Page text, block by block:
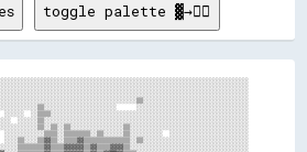
toggle palette ▓→✊🏽
░░░░░░░░░░░░░░░░░░░░░░░░░░░░░░░░░░
░░░░░░  ░░▒▒▒▒░░░░░░░░░░░░░░░░░░░░░░░░░░░░░░░░░░░░░░░░░░░░░░░░░░░░░░░░░░░░
░░░░░░▒▒░░░░░░░░░░░░░░░░░░░░░░░░░░░░░░░░░░░░░░░░░░░░░░░░░░░░░░░░░░░░░░
░░░░░░░░░░░░▒▒▒▒░░▒▒▒▒▒▒▒▒░░▒▒░░░░░░▒▒░░░░░░░░░░  ░░░░░░░░░░░░░░░░░░░░░░░░
░░░░▒▒░░░░▒▒▓▓▒▒░░▒▒▒▒▓▓▒▒▒▒▒▒▒▒▒▒▒▒▒▒░░▒▒░░░░░░░░░░░░░░░░░░░░░░░░░░░░░░░░